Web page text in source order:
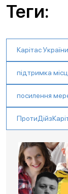
Теги:
Карітас України
підтримка
посилення